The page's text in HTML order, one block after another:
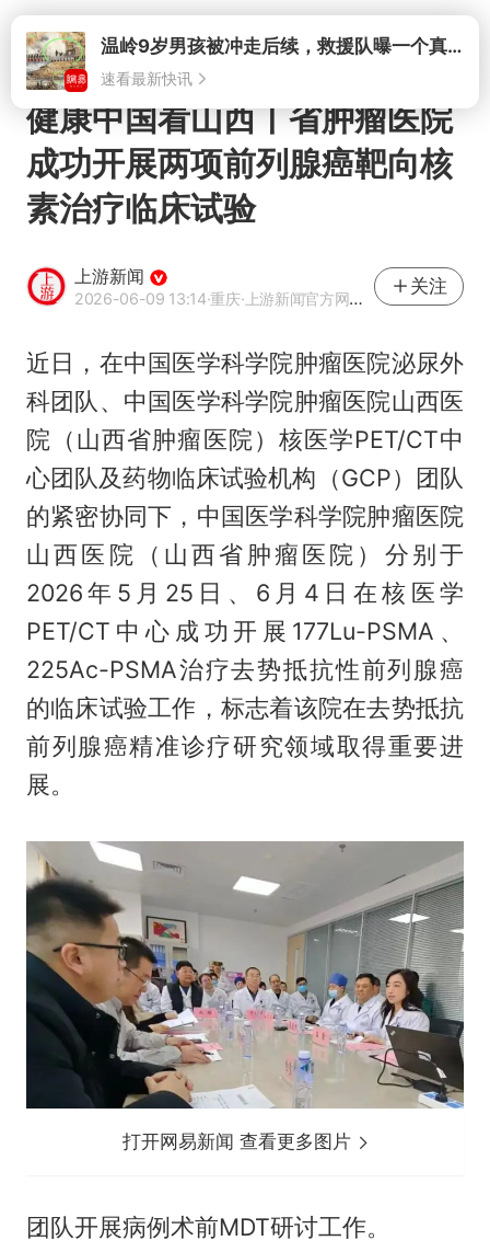
打开温岭9岁男孩被冲走后续，救援队曝一个真相，所有人心里都有底了
速看最新快讯
健康中国看山西丨省肿瘤医院
成功开展两项前列腺癌靶向核
素治疗临床试验
上游新闻
2026-06-09 13:14·重庆·上游新闻官方网易号
关注
近日，在中国医学科学院肿瘤医院泌尿外
科团队、中国医学科学院肿瘤医院山西医
院（山西省肿瘤医院）核医学PET/CT中
心团队及药物临床试验机构（GCP）团队
的紧密协同下，中国医学科学院肿瘤医院
山西医院（山西省肿瘤医院）分别于
2026年5月25日、6月4日在核医学
PET/CT中心成功开展177Lu-PSMA、
225Ac-PSMA治疗去势抵抗性前列腺癌
的临床试验工作，标志着该院在去势抵抗
前列腺癌精准诊疗研究领域取得重要进
展。
打开网易新闻 查看更多图片
团队开展病例术前MDT研讨工作。